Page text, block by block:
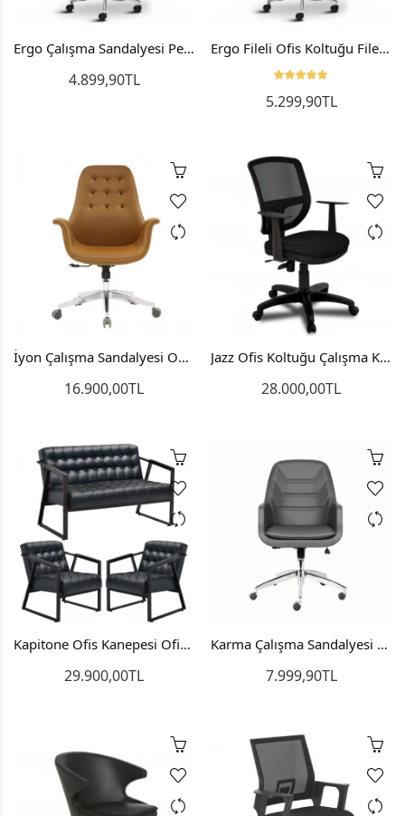
Ergo Çalışma Sandalyesi Personel Koltuğu
4.899,90TL
Ergo Fileli Ofis Koltuğu Fileli Bilgisayar Yönetici Sandalyesi
5.299,90TL
İyon Çalışma Sandalyesi Ofis Toplantı Koltuğu
16.900,00TL
Jazz Ofis Koltuğu Çalışma Koltuğu Bilgisayar Sandalyesi
28.000,00TL
Kapitone Ofis Kanepesi Ofis Bekleme Sandalyesi 2+1+1
29.900,00TL
Karma Çalışma Sandalyesi Personel Koltuğu
7.999,90TL